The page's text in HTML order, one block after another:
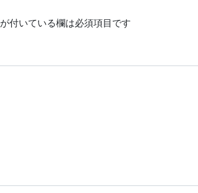
が付いている欄は必須項目です